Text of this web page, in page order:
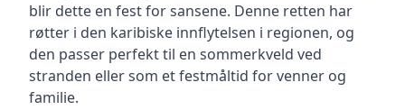
blir dette en fest for sansene. Denne retten har
røtter i den karibiske innflytelsen i regionen, og
den passer perfekt til en sommerkveld ved
stranden eller som et festmåltid for venner og
familie.